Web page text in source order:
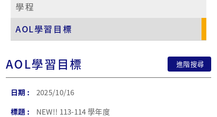
學程
AOL學習目標
AOL學習目標 進階搜尋
2025/10/16
NEW!! 113-114 學年度